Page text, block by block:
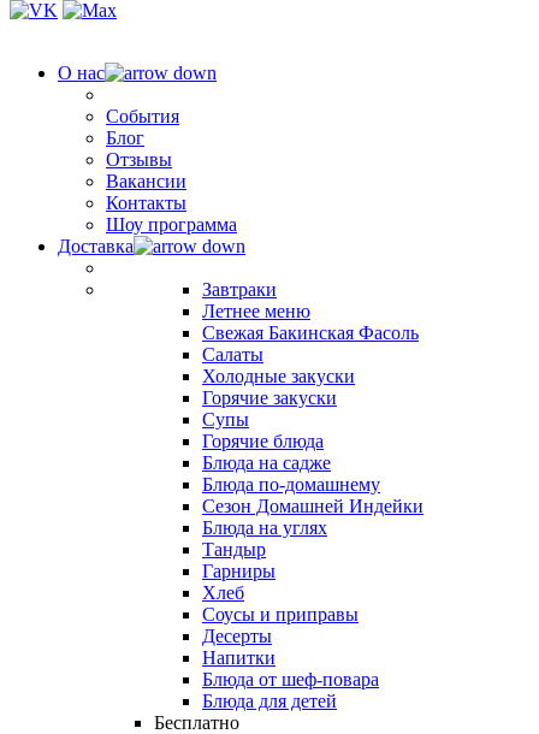
О нас
События
Блог
Отзывы
Вакансии
Контакты
Шоу программа
Доставка
Завтраки
Летнее меню
Свежая Бакинская Фасоль
Салаты
Холодные закуски
Горячие закуски
Супы
Горячие блюда
Блюда на садже
Блюда по-домашнему
Сезон Домашней Индейки
Блюда на углях
Тандыр
Гарниры
Хлеб
Соусы и приправы
Десерты
Напитки
Блюда от шеф-повара
Блюда для детей
Бесплатно